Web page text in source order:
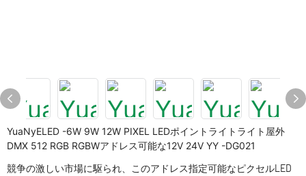
YuaNyELED -6W 9W 12W PIXEL LEDポイントライトライト屋外
DMX 512 RGB RGBWアドレス可能な12V 24V YY -DG021
競争の激しい市場に駆られ、このアドレス指定可能なピクセルLED